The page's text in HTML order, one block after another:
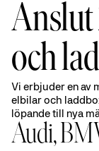
Anslut
och
Vi erbjuder en av
elbilar och
löpande till nya
Audi,